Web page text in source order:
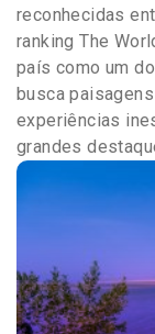
reconhecidas
ranking The
país como um
busca
experiências
grandes